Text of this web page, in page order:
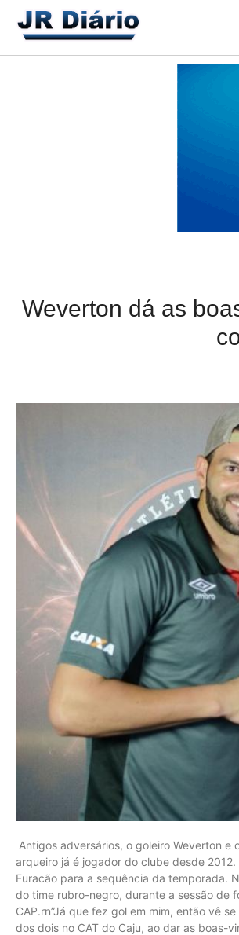
Weverton dá as
Antigos adversários, o goleiro Weverton e
arqueiro já é jogador do clube desde
Furacão para a sequência da temporada.
do time rubro-negro, durante a sessão de
CAP.rn”Já que fez gol em mim, então vê
dos dois no CAT do Caju, ao dar as boas-